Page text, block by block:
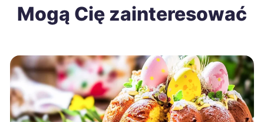
Mogą Cię zainteresować